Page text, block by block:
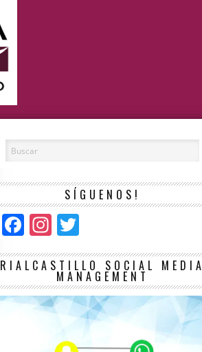
SÍGUENOS!
Facebook
Instagram
RIALCASTILLO SOCIAL MEDIA
MANAGEMENT